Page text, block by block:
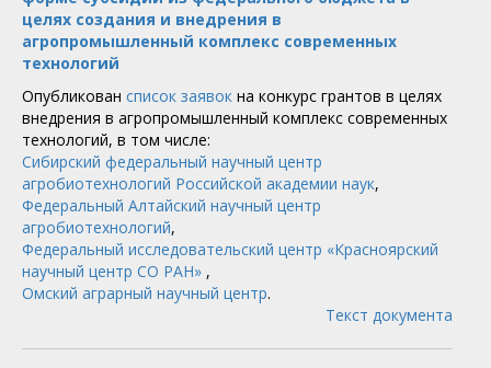
целях создания и внедрения в
агропромышленный комплекс современных
технологий
Опубликован список заявок на конкурс грантов в целях
внедрения в агропромышленный комплекс современных
технологий, в том числе:
Сибирский федеральный научный центр
агробиотехнологий Российской академии наук,
Федеральный Алтайский научный центр
агробиотехнологий,
Федеральный исследовательский центр «Красноярский
научный центр СО РАН» ,
Омский аграрный научный центр.
Текст документа